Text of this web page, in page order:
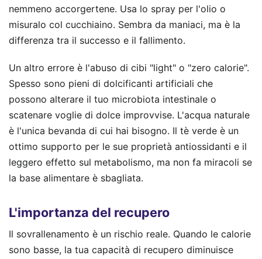
nemmeno accorgertene. Usa lo spray per l'olio o
misuralo col cucchiaino. Sembra da maniaci, ma è la
differenza tra il successo e il fallimento.
Un altro errore è l'abuso di cibi "light" o "zero calorie".
Spesso sono pieni di dolcificanti artificiali che
possono alterare il tuo microbiota intestinale o
scatenare voglie di dolce improvvise. L'acqua naturale
è l'unica bevanda di cui hai bisogno. Il tè verde è un
ottimo supporto per le sue proprietà antiossidanti e il
leggero effetto sul metabolismo, ma non fa miracoli se
la base alimentare è sbagliata.
L'importanza del recupero
Il sovrallenamento è un rischio reale. Quando le calorie
sono basse, la tua capacità di recupero diminuisce